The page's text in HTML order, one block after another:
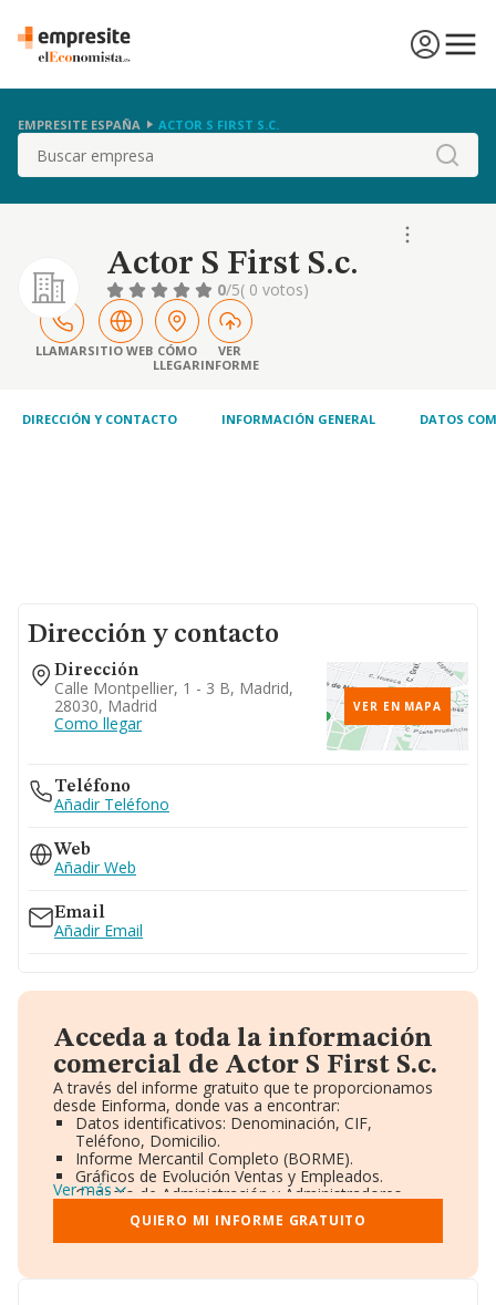
EMPRESITE ESPAÑA ACTOR S FIRST S.C.
Buscar
Actor S First S.c.
0/5( 0 votos)
LLAMARSITIO WEB CÓMO
LLEGAR
VER
INFORME
DIRECCIÓN Y CONTACTO INFORMACIÓN GENERAL DATOS
Dirección y contacto
Dirección
Calle Montpellier, 1 - 3 B, Madrid,
28030, Madrid
Como llegar
VER EN MAPA
Teléfono
Añadir Teléfono
Web
Añadir Web
Email
Añadir Email
Acceda a toda la información
comercial de Actor S First S.c.
A través del informe gratuito que te proporcionamos
desde Einforma, donde vas a encontrar:
Datos identificativos: Denominación, CIF,
Teléfono, Domicilio.
Informe Mercantil Completo (BORME).
Gráficos de Evolución Ventas y Empleados.
Consejo de Administración y Administradores.
Directivos y Ejecutivos.
Accionistas.
Participaciones y Vinculaciones en otras empresas.
Información oficial y registral complementaria.
Ver más
QUIERO MI INFORME GRATUITO